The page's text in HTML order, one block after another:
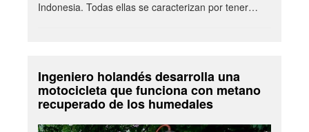
Indonesia. Todas ellas se caracterizan por tener…
Ingeniero holandés desarrolla una
motocicleta que funciona con metano
recuperado de los humedales